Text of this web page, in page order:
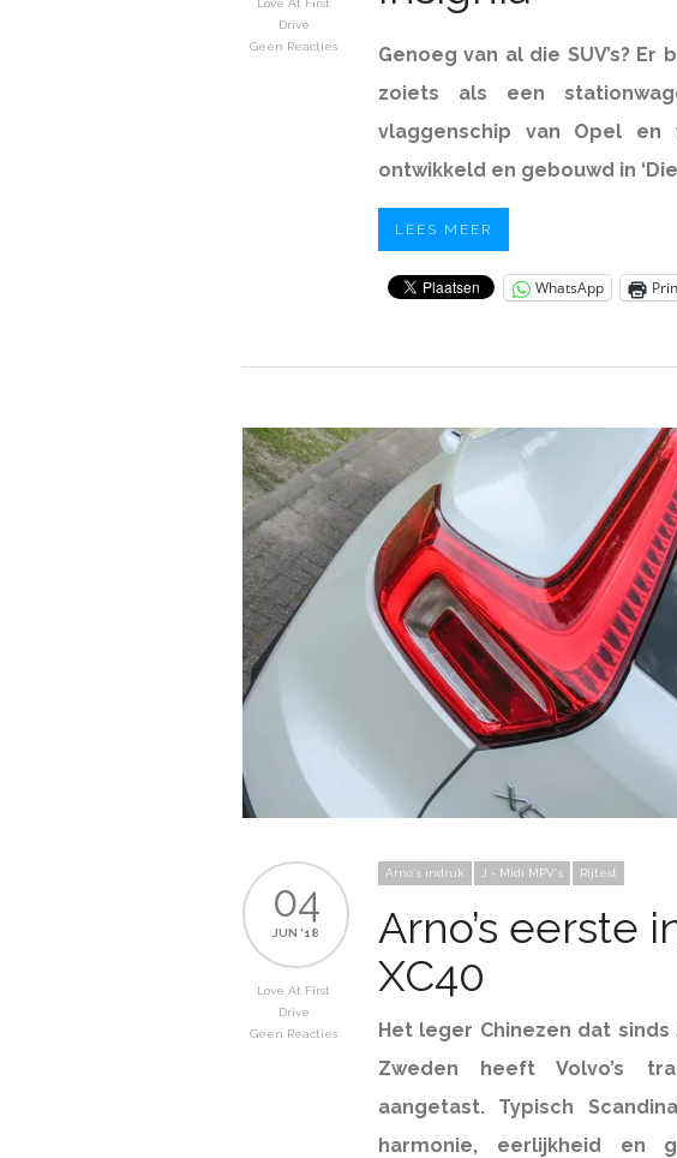
Love At First
Drive
Geen Reacties
Genoeg van al die SUV’s?
zoiets als een
vlaggenschip van Opel
ontwikkeld en gebouwd in
LEES MEER
WhatsApp
04
JUN '18
Love At First
Drive
Geen Reacties
Arno's indruk J - Midi MPV's Rijtest
Arno’s eerste
XC40
Het leger Chinezen dat
Zweden heeft Volvo’s
aangetast. Typisch
harmonie, eerlijkheid en